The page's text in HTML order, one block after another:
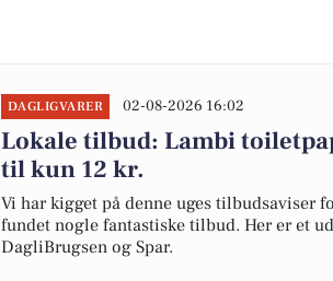
DAGLIGVARER 02-08-2026 16:02
Lokale tilbud: Lambi
til kun 12 kr.
Vi har kigget på denne uges tilbudsaviser
fundet nogle fantastiske tilbud. Her er et
DagliBrugsen og Spar.